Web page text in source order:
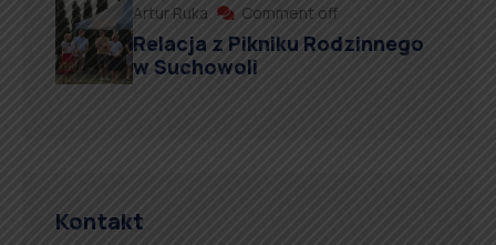
Artur Ruka Comment off
Relacja z Pikniku Rodzinnego
w Suchowoli
Kontakt